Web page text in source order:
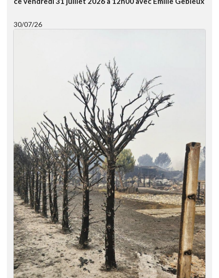
30/07/26